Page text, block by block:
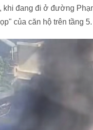
đang đi ở đường
của căn hộ trên tầng 5.